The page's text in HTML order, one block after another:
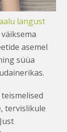
langust
asemel
süüa
tervislikule